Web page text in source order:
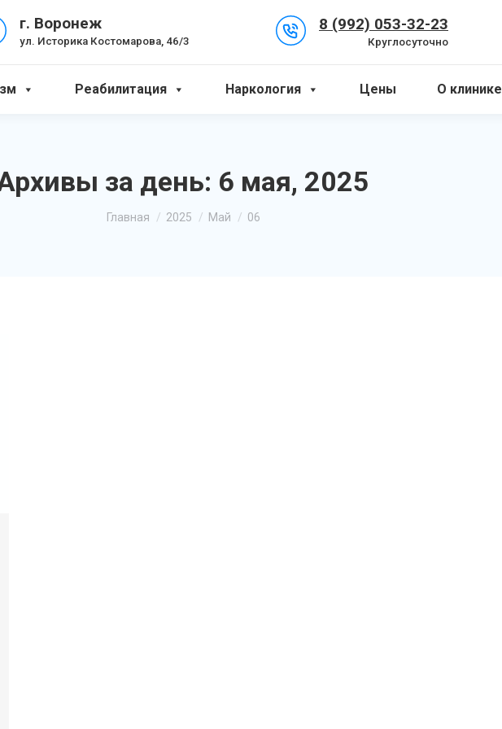
г. Воронеж
ул. Историка Костомарова, 46/3
8 (992) 053-32-23
Круглосуточно
Реабилитация Наркология Цены О клинике
за день: 6 мая, 2025
Вы здесь:
Главная 2025 Май 06